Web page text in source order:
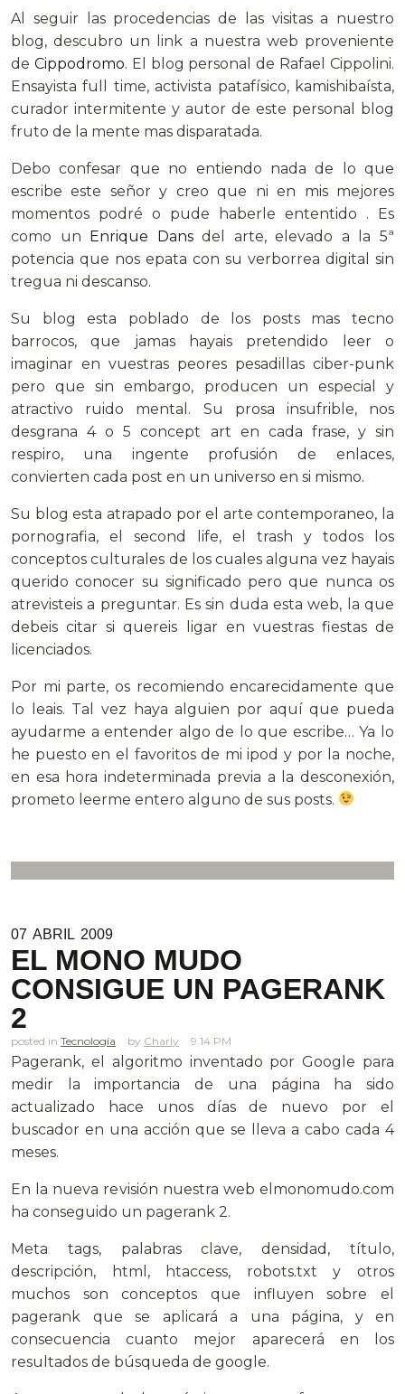
Al seguir las procedencias de las visitas a nuestro
blog, descubro un link a nuestra web proveniente
de Cippodromo. El blog personal de Rafael Cippolini.
Ensayista full time, activista patafísico, kamishibaísta,
curador intermitente y autor de este personal blog
fruto de la mente mas disparatada.
Debo confesar que no entiendo nada de lo que
escribe este señor y creo que ni en mis mejores
momentos podré o pude haberle ententido . Es
como un Enrique Dansdel arte, elevado a la 5ª
potencia que nos epata con su verborrea digital sin
tregua ni descanso.
Su blog esta poblado de los posts mas tecno
barrocos, que jamas hayais pretendido leer o
imaginar en vuestras peores pesadillas ciber-punk
pero que sin embargo, producen un especial y
atractivo ruido mental. Su prosa insufrible, nos
desgrana 4 o 5 concept art en cada frase, y sin
respiro, una ingente profusión de enlaces,
convierten cada post en un universo en si mismo.
Su blog esta atrapado por el arte contemporaneo, la
pornografia, el second life, el trash y todos los
conceptos culturales de los cuales alguna vez hayais
querido conocer su significado pero que nunca os
atrevisteis a preguntar. Es sin duda esta web, la que
debeis citar si quereis ligar en vuestras fiestas de
licenciados.
Por mi parte, os recomiendo encarecidamente que
lo leais. Tal vez haya alguien por aquí que pueda
ayudarme a entender algo de lo que escribe… Ya lo
he puesto en el favoritos de mi ipod y por la noche,
en esa hora indeterminada previa a la desconexión,
prometo leerme entero alguno de sus posts.
07 ABRIL 2009
EL MONO MUDO
CONSIGUE UN PAGERANK
2
posted in Tecnología Charly 9.14 PM
Pagerank, el algoritmo inventado por Google para
medir la importancia de una página ha sido
actualizado hace unos días de nuevo por el
buscador en una acción que se lleva a cabo cada 4
meses.
En la nueva revisión nuestra web elmonomudo.com
ha conseguido un pagerank 2.
Meta tags, palabras clave, densidad, título,
descripción, html, htaccess, robots.txt y otros
muchos son conceptos que influyen sobre el
pagerank que se aplicará a una página, y en
consecuencia cuanto mejor aparecerá en los
resultados de búsqueda de google.